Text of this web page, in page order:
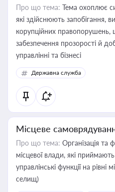
Про що тема: Тема охоплює
які здійснюють запобігання,
корупційних
забезпечення прозорості й
управлінні та бізнесі
Державна служба
Місцеве
Про що тема: Організація та
місцевої влади, які
управлінські функції на рівні
селищ)